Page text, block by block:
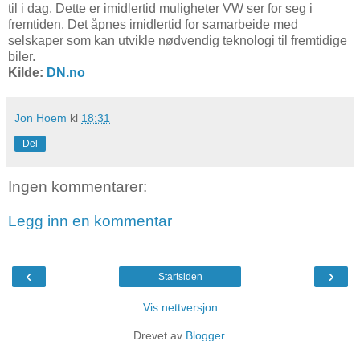
til i dag. Dette er imidlertid muligheter VW ser for seg i
fremtiden. Det åpnes imidlertid for samarbeide med
selskaper som kan utvikle nødvendig teknologi til fremtidige
biler.
Kilde: DN.no
Jon Hoem kl 18:31
Del
Ingen kommentarer:
Legg inn en kommentar
‹ ›
Startsiden
Vis nettversjon
Drevet av Blogger.